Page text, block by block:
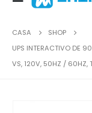
CASA
SHOP
UPS INTERACTIVO DE
VS, 120V, 50HZ / 60HZ,